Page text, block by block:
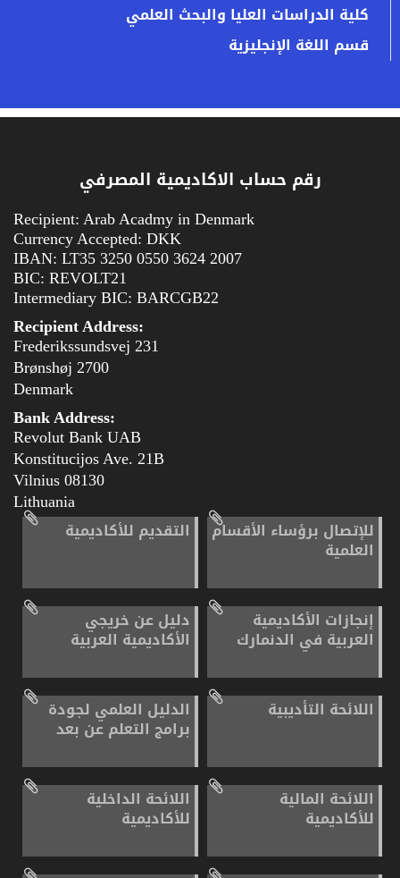
كلية الدراسات العليا والبحث العلمي
قسم اللغة الإنجليزية
رقم حساب الاكاديمية المصرفي
Recipient: Arab Acadmy in Denmark
Currency Accepted: DKK
IBAN: LT35 3250 0550 3624 2007
BIC: REVOLT21
Intermediary BIC: BARCGB22
Recipient Address:
Frederikssundsvej 231
2700 Brønshøj
Denmark
Bank Address:
Revolut Bank UAB
Konstitucijos Ave. 21B
08130 Vilnius
Lithuania
للإتصال برؤساء الأقسام
العلمية
التقديم للأكاديمية
إنجازات الأكاديمية
العربية في الدنمارك
دليل عن خريجي
الأكاديمية العربية
اللائحة التأديبية الدليل العلمي لجودة
برامج التعلم عن بعد
اللائحة المالية
للأكاديمية
اللائحة الداخلية
للأكاديمية